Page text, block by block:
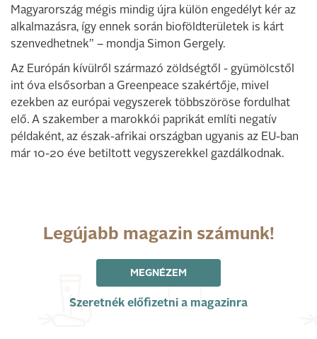
Magyarország mégis mindig újra külön engedélyt kér az
alkalmazásra, így ennek során bioföldterületek is kárt
szenvedhetnek” – mondja Simon Gergely.
Az Európán kívülről származó zöldségtől - gyümölcstől
int óva elsősorban a Greenpeace szakértője, mivel
ezekben az európai vegyszerek többszöröse fordulhat
elő. A szakember a marokkói paprikát említi negatív
példaként, az észak-afrikai országban ugyanis az EU-ban
már 10-20 éve betiltott vegyszerekkel gazdálkodnak.
Legújabb magazin számunk!
MEGNÉZEM
Szeretnék előfizetni a magazinra